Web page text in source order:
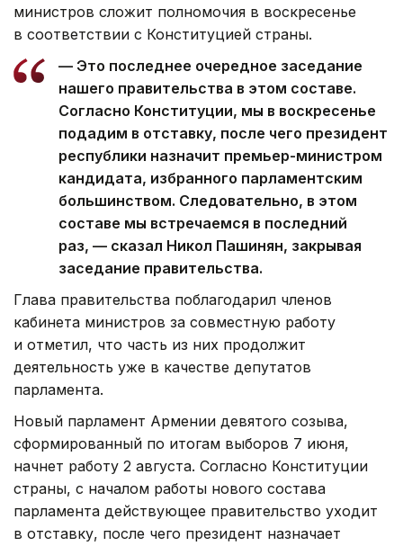
министров сложит полномочия в воскресенье
в соответствии с Конституцией страны.
— Это последнее очередное заседание
нашего правительства в этом составе.
Согласно Конституции, мы в воскресенье
подадим в отставку, после чего президент
республики назначит премьер-министром
кандидата, избранного парламентским
большинством. Следовательно, в этом
составе мы встречаемся в последний
раз, — сказал Никол Пашинян, закрывая
заседание правительства.
Глава правительства поблагодарил членов
кабинета министров за совместную работу
и отметил, что часть из них продолжит
деятельность уже в качестве депутатов
парламента.
Новый парламент Армении девятого созыва,
сформированный по итогам выборов 7 июня,
начнет работу 2 августа. Согласно Конституции
страны, с началом работы нового состава
парламента действующее правительство уходит
в отставку, после чего президент назначает